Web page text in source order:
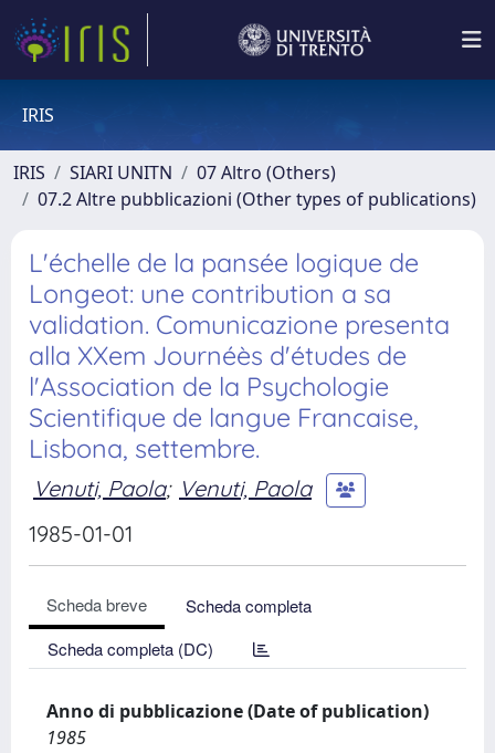
IRIS
IRIS SIARI UNITN
07 Altro (Others)
07.2 Altre pubblicazioni (Other types of publications)
L'échelle de la pansée logique de
Longeot: une contribution a sa
validation. Comunicazione presenta
alla XXem Journéès d'études de
l'Association de la Psychologie
Scientifique de langue Francaise,
Lisbona, settembre.
Venuti, Paola; Venuti, Paola
1985-01-01
Scheda breve
Scheda completa
Scheda completa (DC)
Anno di pubblicazione (Date of publication)
1985